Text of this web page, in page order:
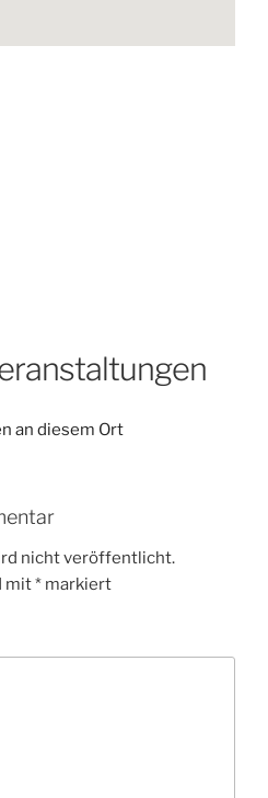
an diesem Ort
nicht veröffentlicht.
mit* markiert